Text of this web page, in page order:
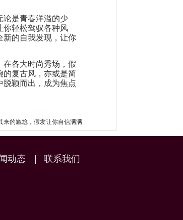
论是青春洋溢的少
你轻松驾驭各种风
新的自我发现，让你
在各大时尚秀场，假
的复古风，亦或是简
脱颖而出，成为焦点
来的尴尬，假发让你自信满满
动态 联系我们